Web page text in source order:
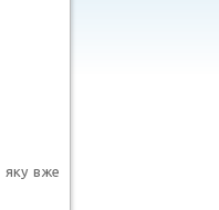
яку вже